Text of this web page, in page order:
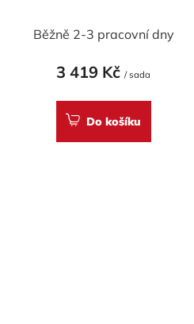
hodnocení
produktu
5,0
z
Běžně 2-3 pracovní dny
3 419 Kč / sada
Do košíku